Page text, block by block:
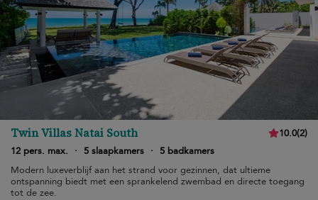
Twin Villas Natai South 10.0(2)
12 pers. max.
· 5 slaapkamers ·
5 badkamers
Modern luxeverblijf aan het strand voor gezinnen, dat ultieme
ontspanning biedt met een sprankelend zwembad en directe toegang
tot de zee.